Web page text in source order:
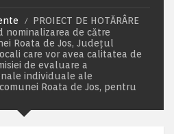
PROIECT DE HOTĂRÂRE
nominalizarea de către
Roata de Jos, Județul
care vor avea calitatea de
de evaluare a
individuale ale
Roata de Jos, pentru